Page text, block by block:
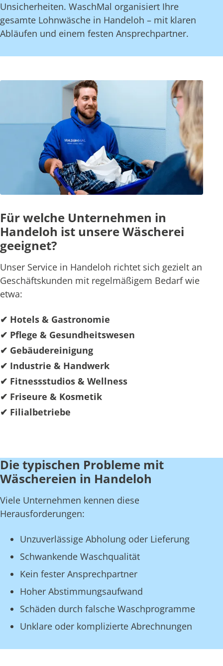
Unsicherheiten. WaschMal organisiert Ihre
gesamte Lohnwäsche in Handeloh – mit klaren
Abläufen und einem festen Ansprechpartner.
Für welche Unternehmen in
Handeloh ist unsere Wäscherei
geeignet?
Unser Service in Handeloh richtet sich gezielt an
Geschäftskunden mit regelmäßigem Bedarf wie
etwa:
✔ Hotels & Gastronomie
✔ Pflege & Gesundheitswesen
✔ Gebäudereinigung
✔ Industrie & Handwerk
✔ Fitnessstudios & Wellness
✔ Friseure & Kosmetik
✔ Filialbetriebe
Die typischen Probleme mit
Wäschereien in Handeloh
Viele Unternehmen kennen diese
Herausforderungen:
Unzuverlässige Abholung oder Lieferung
Schwankende Waschqualität
Kein fester Ansprechpartner
Hoher Abstimmungsaufwand
Schäden durch falsche Waschprogramme
Unklare oder komplizierte Abrechnungen